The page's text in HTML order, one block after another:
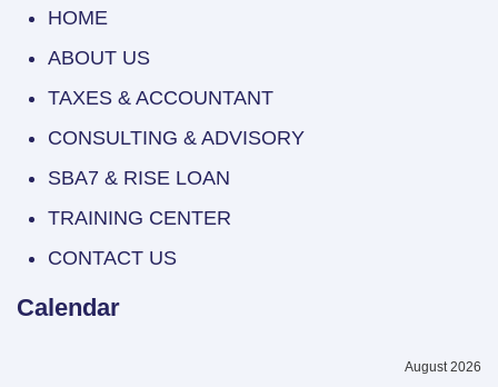
HOME
ABOUT US
TAXES & ACCOUNTANT
CONSULTING & ADVISORY
SBA7 & RISE LOAN
TRAINING CENTER
CONTACT US
Calendar
August 2026